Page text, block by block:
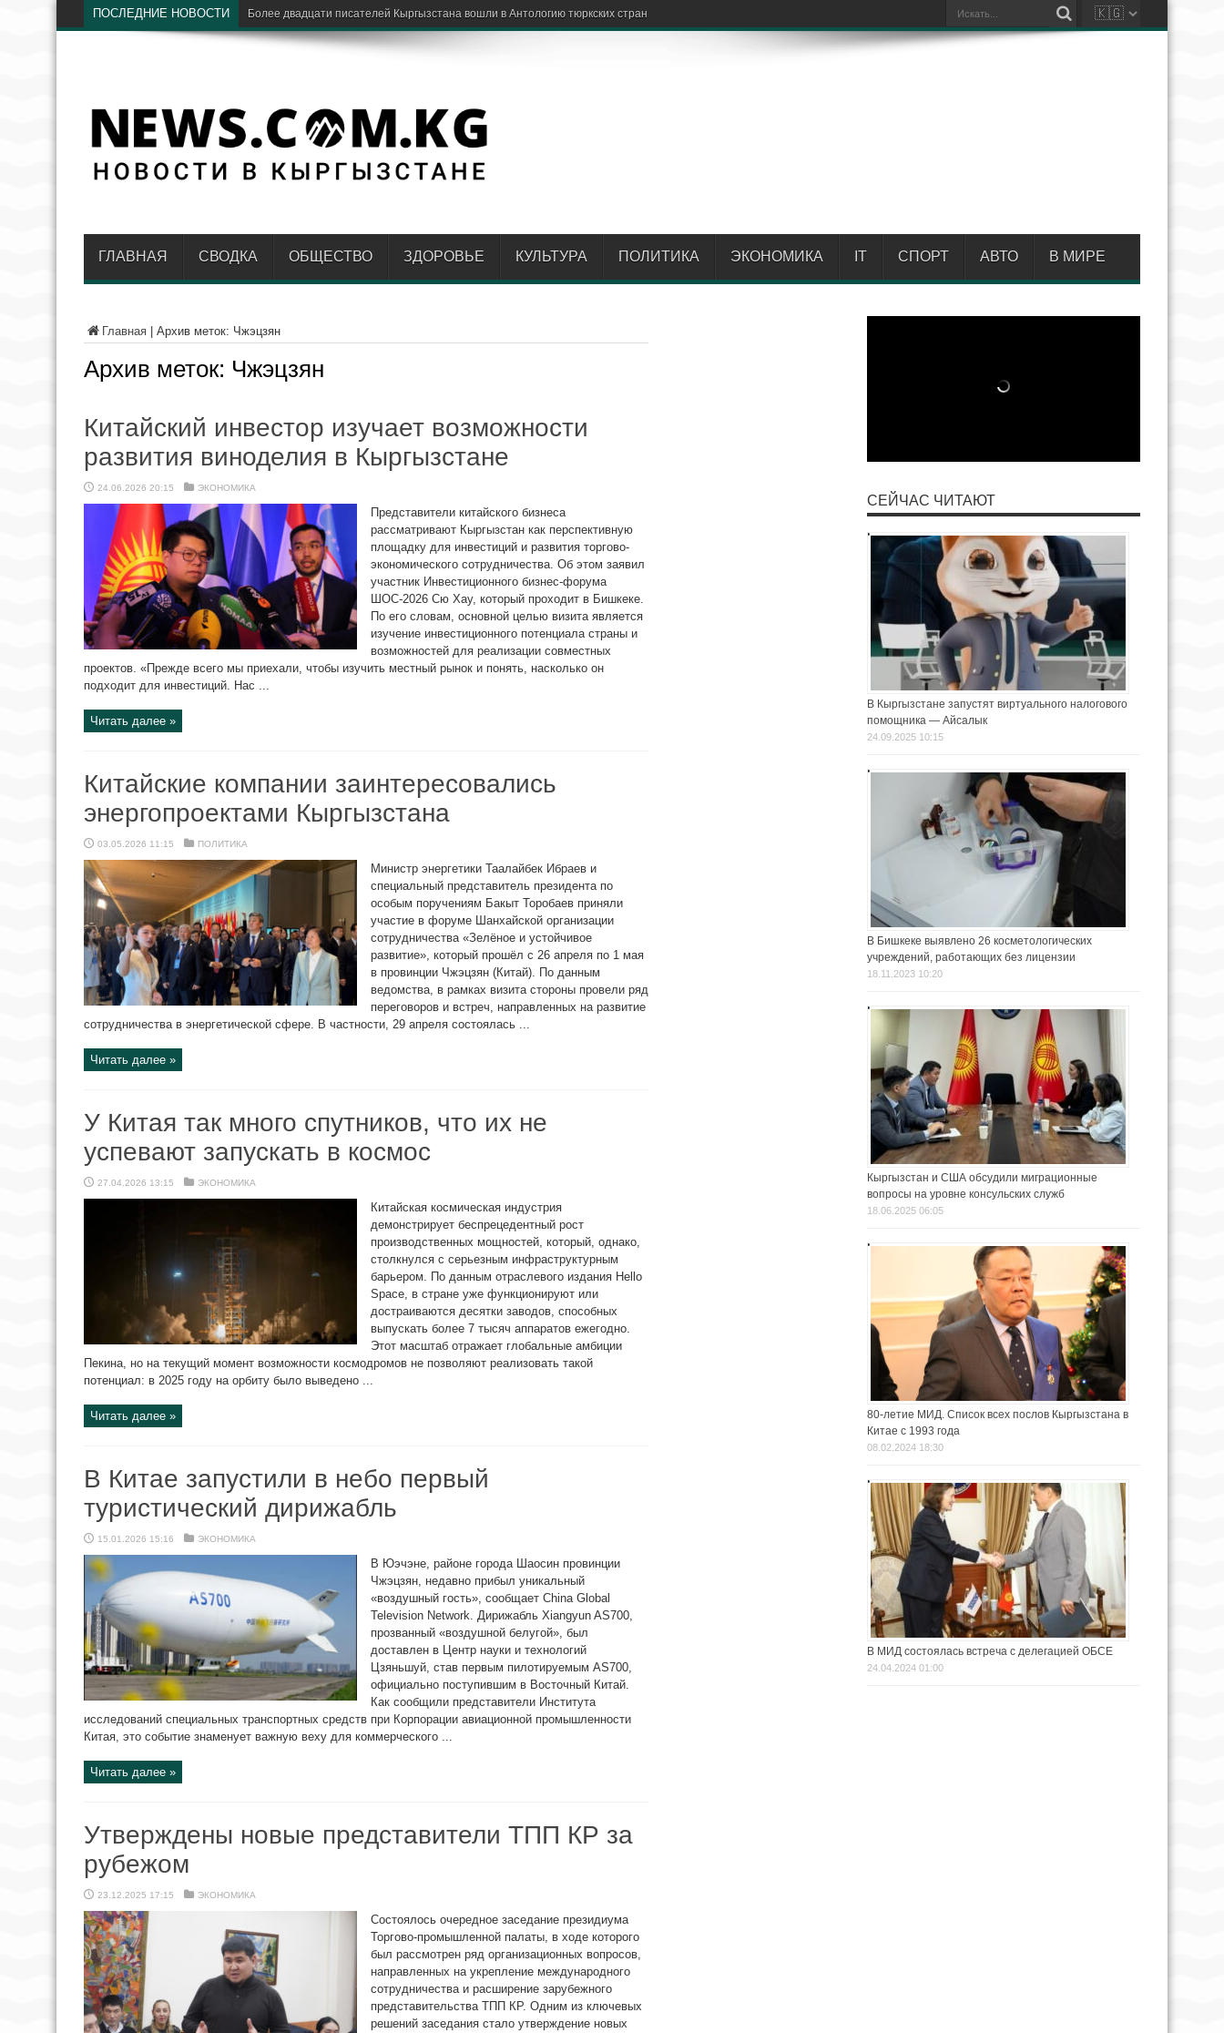
ПОСЛЕДНИЕ НОВОСТИ «Дордой» и «
ГЛАВНАЯ СВОДКА ОБЩЕСТВО ЗДОРОВЬЕ КУЛЬТУРА ПОЛИТИКА ЭКОНОМИКА IT СПОРТ АВТО В МИРЕ
Главная Архив меток: Чжэцзян
Архив меток: Чжэцзян
Китайский инвестор изучает возможности
развития виноделия в Кыргызстане
24.06.2026 20:15 ЭКОНОМИКА
Представители китайского бизнеса
рассматривают Кыргызстан как перспективную
площадку для инвестиций и развития торгово-
экономического сотрудничества. Об этом заявил
участник Инвестиционного бизнес-форума
ШОС-2026 Сю Хау, который проходит в Бишкеке.
По его словам, основной целью визита является
изучение инвестиционного потенциала страны и
возможностей для реализации совместных
проектов. «Прежде всего мы приехали, чтобы изучить местный рынок и понять, насколько он
подходит для инвестиций. Нас ...
Читать далее »
Китайские компании заинтересовались
энергопроектами Кыргызстана
03.05.2026 11:15 ПОЛИТИКА
Министр энергетики Таалайбек Ибраев и
специальный представитель президента по
особым поручениям Бакыт Торобаев приняли
участие в форуме Шанхайской организации
сотрудничества «Зелёное и устойчивое
развитие», который прошёл с 26 апреля по 1 мая
в провинции Чжэцзян (Китай). По данным
ведомства, в рамках визита стороны провели ряд
переговоров и встреч, направленных на развитие
сотрудничества в энергетической сфере. В частности, 29 апреля состоялась ...
Читать далее »
У Китая так много спутников, что их не
успевают запускать в космос
27.04.2026 13:15 ЭКОНОМИКА
Китайская космическая индустрия
демонстрирует беспрецедентный рост
производственных мощностей, который, однако,
столкнулся с серьезным инфраструктурным
барьером. По данным отраслевого издания Hello
Space, в стране уже функционируют или
достраиваются десятки заводов, способных
выпускать более 7 тысяч аппаратов ежегодно.
Этот масштаб отражает глобальные амбиции
Пекина, но на текущий момент возможности космодромов не позволяют реализовать такой
потенциал: в 2025 году на орбиту было выведено ...
Читать далее »
В Китае запустили в небо первый
туристический дирижабль
15.01.2026 15:16 ЭКОНОМИКА
В Юэчэне, районе города Шаосин провинции
Чжэцзян, недавно прибыл уникальный
«воздушный гость», сообщает China Global
Television Network. Дирижабль Xiangyun AS700,
прозванный «воздушной белугой», был
доставлен в Центр науки и технологий
Цзяньшуй, став первым пилотируемым AS700,
официально поступившим в Восточный Китай.
Как сообщили представители Института
исследований специальных транспортных средств при Корпорации авиационной промышленности
Китая, это событие знаменует важную веху для коммерческого ...
Читать далее »
Утверждены новые представители ТПП КР за
рубежом
23.12.2025 17:15 ЭКОНОМИКА
Состоялось очередное заседание президиума
Торгово-промышленной палаты, в ходе которого
был рассмотрен ряд организационных вопросов,
направленных на укрепление международного
сотрудничества и расширение зарубежного
представительства ТПП КР. Одним из ключевых
решений заседания стало утверждение новых
СЕЙЧАС ЧИТАЮТ
В Кыргызстане запустят виртуального налогового
помощника — Айсалык
24.09.2025 10:15
В Бишкеке выявлено 26 косметологических
учреждений, работающих без лицензии
18.11.2023 10:20
Кыргызстан и США обсудили миграционные
вопросы на уровне консульских служб
18.06.2025 06:05
80-летие МИД. Список всех послов Кыргызстана в
Китае с 1993 года
08.02.2024 18:30
В МИД состоялась встреча с делегацией ОБСЕ
24.04.2024 01:00